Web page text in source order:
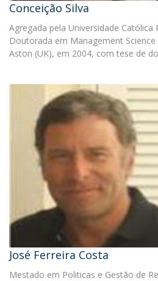
Conceição Silva
Agregada pela Universidade Católica
Doutorada em Management Science
Aston (UK), em 2004, com tese de
José Ferreira Costa
Mestado em Politicas e Gestão de